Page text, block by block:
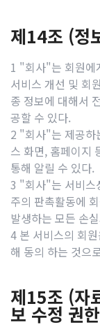
제14조 (정
1 "회사"는 회원에
서비스 개선 및 회
종 정보에 대해서
공할 수 있다.
2 "회사"는 제공하
스 화면, 홈페이지
통해 알릴 수 있다.
3 "회사"는 서비스
주의 판촉활동에
발생하는 모든 손
4 본 서비스의 회
해 동의 하는 것으
제15조 (자
보 수정 권